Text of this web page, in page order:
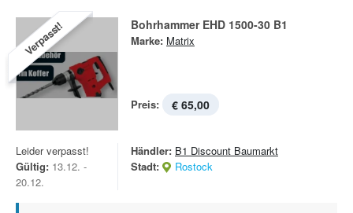
Verpasst! Bohrhammer EHD 1500-30 B1
Marke: Matrix
Preis: € 65,00
Leider verpasst!
Gültig: 13.12. -
20.12.
Händler: B1 Discount Baumarkt
Stadt:
Rostock